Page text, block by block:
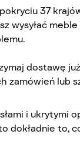
37
wysyłać
dostawę
zamówień lub
i ukrytymi
dokładnie to,